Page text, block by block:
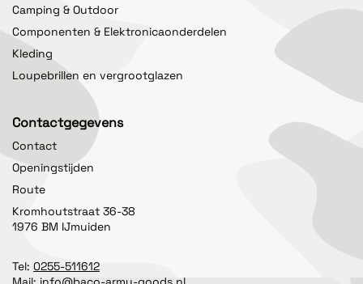
Camping & Outdoor
Componenten & Elektronicaonderdelen
Kleding
Loupebrillen en vergrootglazen
Contactgegevens
Contact
Openingstijden
Route
Kromhoutstraat 36-38
1976 BM IJmuiden
Tel: 0255-511612